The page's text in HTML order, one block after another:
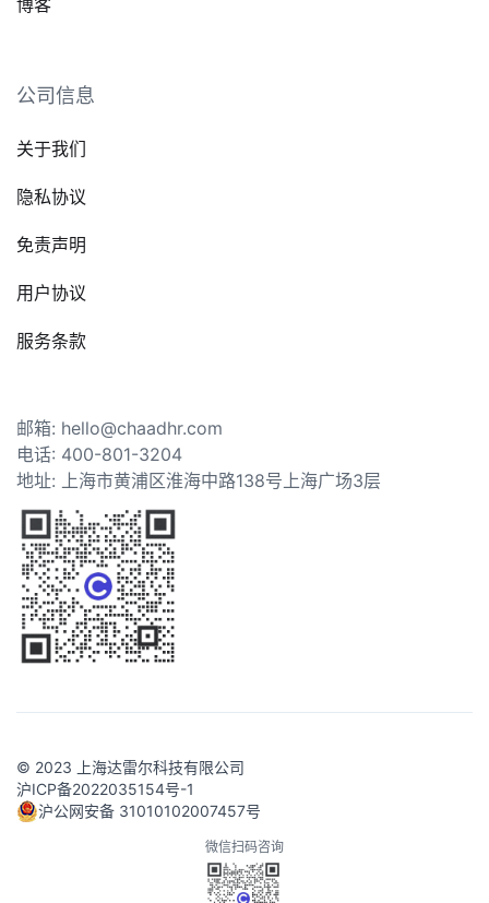
公司信息
关于我们
隐私协议
免责声明
用户协议
服务条款
邮箱: hello@chaadhr.com
电话: 400-801-3204
地址: 上海市黄浦区淮海中路138号上海广场3层
© 2023 上海达雷尔科技有限公司
沪ICP备2022035154号-1
沪公网安备 31010102007457号
微信扫码咨询